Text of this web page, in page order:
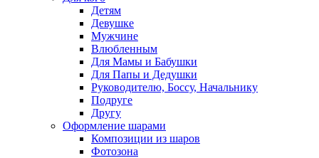
Детям
Девушке
Мужчине
Влюбленным
Для Мамы и Бабушки
Для Папы и Дедушки
Руководителю, Боссу, Начальнику
Подруге
Другу
Оформление шарами
Композиции из шаров
Фотозона